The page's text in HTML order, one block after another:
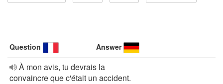
Question Answer
À mon avis, tu devrais la
convaincre que c'était un accident.